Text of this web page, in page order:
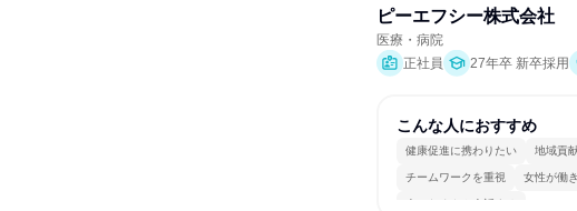
ピーエフシー株式会社
医療・病院
正社員
27年卒 新卒採用
こんな人におすすめ
健康促進に携わりたい 地域貢
チームワークを重視 女性が働
人とたくさん会話する